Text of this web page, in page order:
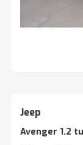
Jeep
Avenger 1.2